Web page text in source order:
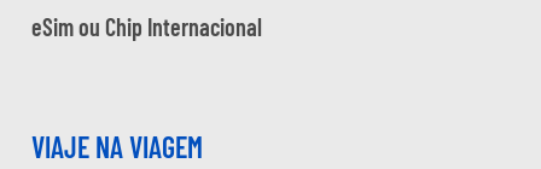
eSim ou Chip Internacional
VIAJE NA VIAGEM